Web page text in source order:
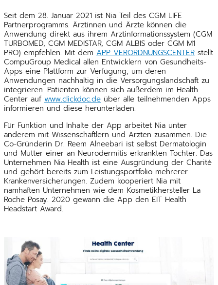
Seit dem 28. Januar 2021 ist Nia Teil des CGM LIFE
Partnerprogramms. Ärztinnen und Ärzte können die
Anwendung direkt aus ihrem Arztinformationssystem (CGM
TURBOMED, CGM MEDISTAR, CGM ALBIS oder CGM M1
PRO) empfehlen. Mit dem APP VERORDNUNGSCENTER stellt
CompuGroup Medical allen Entwicklern von Gesundheits-
Apps eine Plattform zur Verfügung, um deren
Anwendungen nachhaltig in die Versorgungslandschaft zu
integrieren. Patienten können sich außerdem im Health
Center auf www.clickdoc.de über alle teilnehmenden Apps
informieren und diese herunterladen.
Für Funktion und Inhalte der App arbeitet Nia unter
anderem mit Wissenschaftlern und Ärzten zusammen. Die
Co-Gründerin Dr. Reem Alneebari ist selbst Dermatologin
und Mutter einer an Neurodermitis erkrankten Tochter. Das
Unternehmen Nia Health ist eine Ausgründung der Charité
und gehört bereits zum Leistungsportfolio mehrerer
Krankenversicherungen. Zudem kooperiert Nia mit
namhaften Unternehmen wie dem Kosmetikhersteller La
Roche Posay. 2020 gewann die App den EIT Health
Headstart Award.